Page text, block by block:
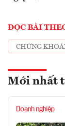
ĐỌC BÀI
CHỨNG
Mới nhất
Doanh nghiệp